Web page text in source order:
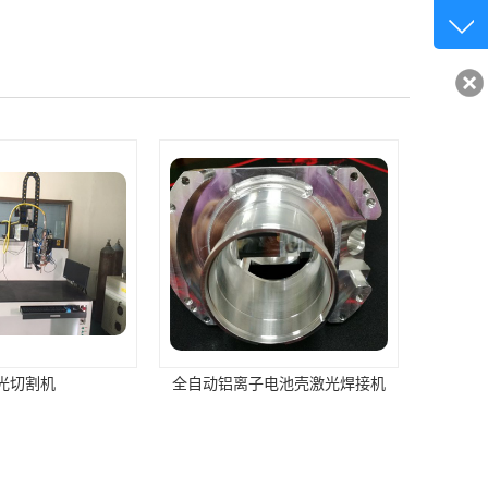
切割机 全自动铝离子电池壳激光焊接机
客服